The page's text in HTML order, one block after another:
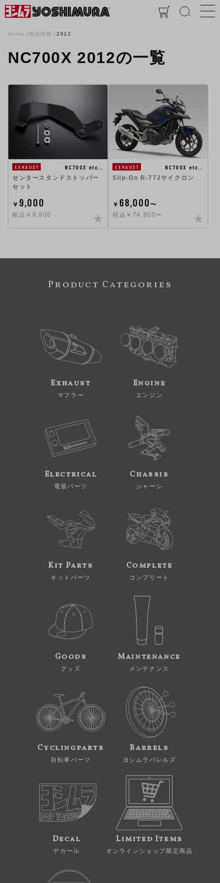
Home 製品情報 2012
NC700X 2012の一覧
EXHAUST
NC700X etc…
センタースタンドストッパー
セット
￥ 9,000
税込￥9,900
EXHAUST
NC700X etc…
Slip-On R-77Jサイクロン
￥ 68,000〜
税込￥74,800〜
Product Categories
Exhaust
マフラー
Engine
エンジン
Electrical
電装パーツ
Chassis
シャーシ
Kit Parts
キットパーツ
Complete
コンプリート
Goods
グッズ
Maintenance
メンテナンス
Cyclingparts
自転車パーツ
Barrels
ヨシムラバレルズ
Decal
デカール
Limited Items
オンラインショップ限定商品